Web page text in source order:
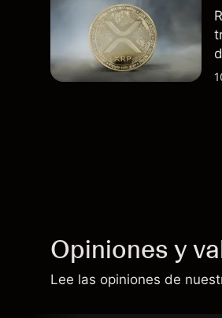
Opiniones y
Lee las opiniones de